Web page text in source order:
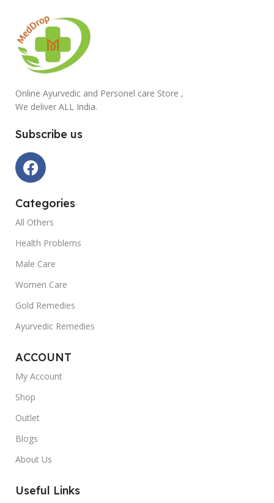
Online Ayurvedic and Personel care Store ,
We deliver ALL India.
Subscribe us
Categories
All Others
Health Problems
Male Care
Women Care
Gold Remedies
Ayurvedic Remedies
ACCOUNT
My Account
Shop
Outlet
Blogs
About Us
Useful Links